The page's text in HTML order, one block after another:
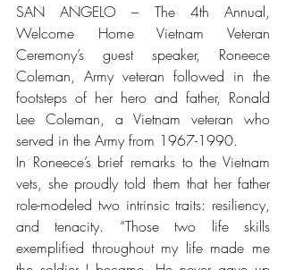
SAN ANGELO – The 4th Annual,
Welcome Home Vietnam Veteran
Ceremony’s guest speaker, Roneece
Coleman, Army veteran followed in the
footsteps of her hero and father, Ronald
Lee Coleman, a Vietnam veteran who
served in the Army from 1967-1990.
In Roneece’s brief remarks to the Vietnam
vets, she proudly told them that her father
role-modeled two intrinsic traits: resiliency,
and tenacity. “Those two life skills
exemplified throughout my life made me